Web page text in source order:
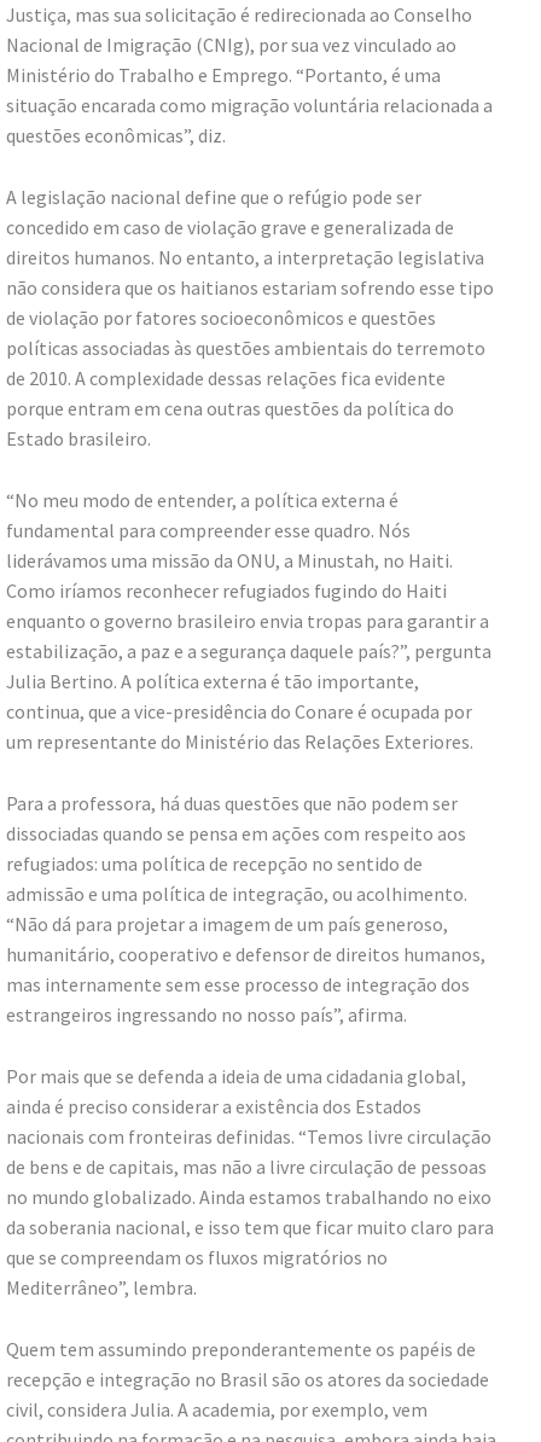
Justiça, mas sua solicitação é redirecionada ao Conselho
Nacional de Imigração (CNIg), por sua vez vinculado ao
Ministério do Trabalho e Emprego. “Portanto, é uma
situação encarada como migração voluntária relacionada a
questões econômicas”, diz.
A legislação nacional define que o refúgio pode ser
concedido em caso de violação grave e generalizada de
direitos humanos. No entanto, a interpretação legislativa
não considera que os haitianos estariam sofrendo esse tipo
de violação por fatores socioeconômicos e questões
políticas associadas às questões ambientais do terremoto
de 2010. A complexidade dessas relações fica evidente
porque entram em cena outras questões da política do
Estado brasileiro.
“No meu modo de entender, a política externa é
fundamental para compreender esse quadro. Nós
liderávamos uma missão da ONU, a Minustah, no Haiti.
Como iríamos reconhecer refugiados fugindo do Haiti
enquanto o governo brasileiro envia tropas para garantir a
estabilização, a paz e a segurança daquele país?”, pergunta
Julia Bertino. A política externa é tão importante,
continua, que a vice-presidência do Conare é ocupada por
um representante do Ministério das Relações Exteriores.
Para a professora, há duas questões que não podem ser
dissociadas quando se pensa em ações com respeito aos
refugiados: uma política de recepção no sentido de
admissão e uma política de integração, ou acolhimento.
“Não dá para projetar a imagem de um país generoso,
humanitário, cooperativo e defensor de direitos humanos,
mas internamente sem esse processo de integração dos
estrangeiros ingressando no nosso país”, afirma.
Por mais que se defenda a ideia de uma cidadania global,
ainda é preciso considerar a existência dos Estados
nacionais com fronteiras definidas. “Temos livre circulação
de bens e de capitais, mas não a livre circulação de pessoas
no mundo globalizado. Ainda estamos trabalhando no eixo
da soberania nacional, e isso tem que ficar muito claro para
que se compreendam os fluxos migratórios no
Mediterrâneo”, lembra.
Quem tem assumindo preponderantemente os papéis de
recepção e integração no Brasil são os atores da sociedade
civil, considera Julia. A academia, por exemplo, vem